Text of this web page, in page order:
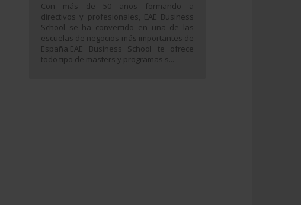
Con más de 50 años formando a
directivos y profesionales, EAE Business
School se ha convertido en una de las
escuelas de negocios más importantes de
España.EAE Business School te ofrece
todo tipo de masters y programas s...